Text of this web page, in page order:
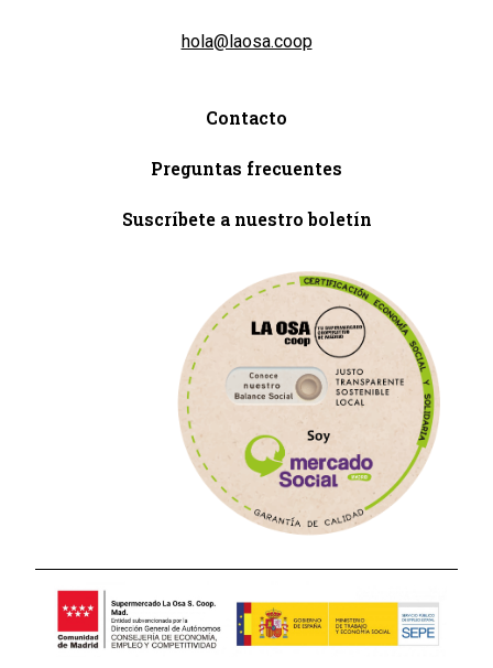
hola@laosa.coop
Contacto
Preguntas frecuentes
Suscríbete a nuestro boletín